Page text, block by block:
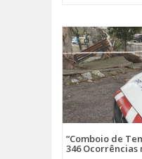
“Comboio de
346 Ocorrências